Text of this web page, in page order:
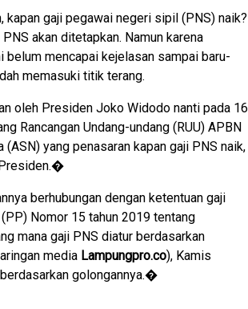
kapan gaji pegawai negeri sipil (PNS) naik?
akan ditetapkan. Namun karena
mencapai kejelasan sampai baru-
memasuki titik terang.
oleh Presiden Joko Widodo nanti pada 16
Rancangan Undang-undang (RUU) APBN
yang penasaran kapan gaji PNS naik,
Presiden.�
berhubungan dengan ketentuan gaji
Nomor 15 tahun 2019 tentang
mana gaji PNS diatur berdasarkan
media Lampungpro.co), Kamis
golongannya.�